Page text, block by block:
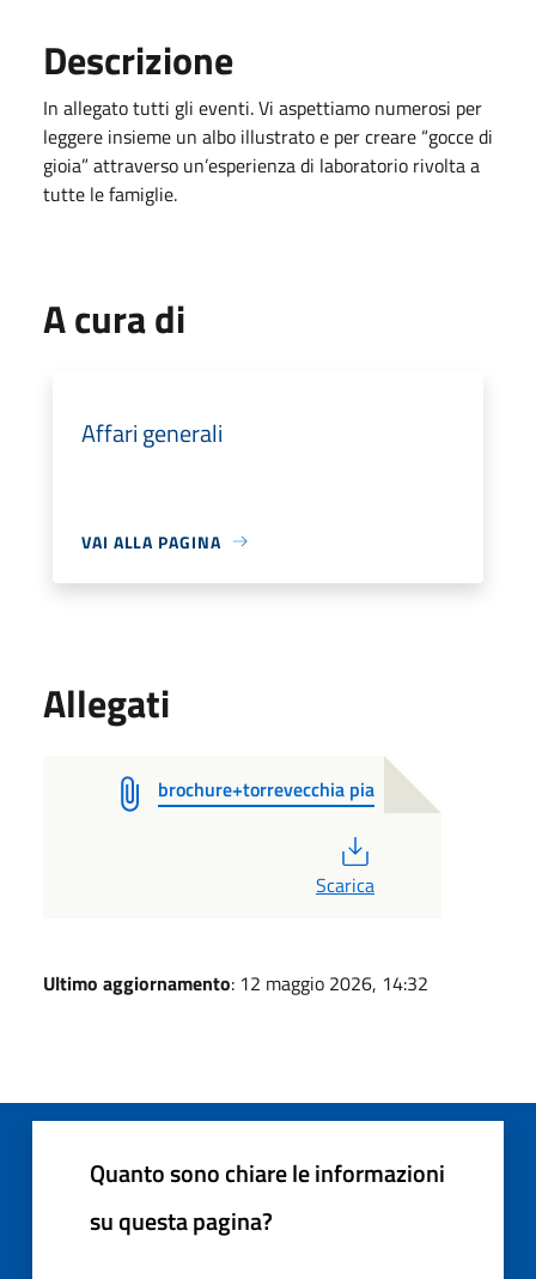
Descrizione
In allegato tutti gli eventi. Vi aspettiamo numerosi per
leggere insieme un albo illustrato e per creare “gocce di
gioia” attraverso un’esperienza di laboratorio rivolta a
tutte le famiglie.
A cura di
Affari generali
VAI ALLA PAGINA
Allegati
brochure+torrevecchia pia
Scarica
Ultimo aggiornamento: 12 maggio 2026, 14:32
Quanto sono chiare le informazioni
su questa pagina?